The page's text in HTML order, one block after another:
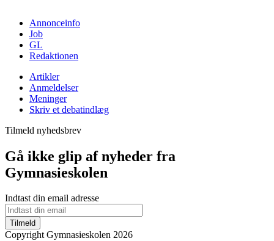
Annonceinfo
Job
GL
Redaktionen
Artikler
Anmeldelser
Meninger
Skriv et debatindlæg
Tilmeld nyhedsbrev
Gå ikke glip af nyheder fra
Gymnasieskolen
Indtast din email adresse
Tilmeld
Copyright Gymnasieskolen 2026